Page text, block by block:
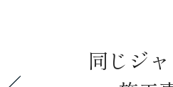
同じジ